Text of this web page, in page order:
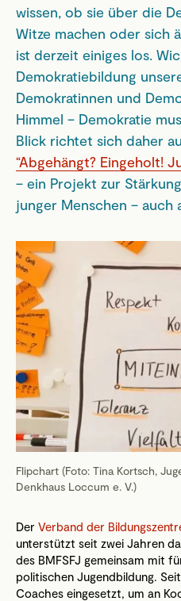
wissen, ob sie über die
Witze machen oder sich
ist derzeit einiges los.
Demokratiebildung
Demokratinnen und
Himmel – Demokratie
Blick richtet sich daher
“Abgehängt? Eingeholt!
– ein Projekt zur
junger Menschen – auch
Flipchart (Foto: Tina Kortsch,
Denkhaus Loccum e. V.)
Der Verband der
unterstützt seit zwei Jahren
des BMFSFJ gemeinsam mit
politischen Jugendbildung.
Coaches eingesetzt, um an